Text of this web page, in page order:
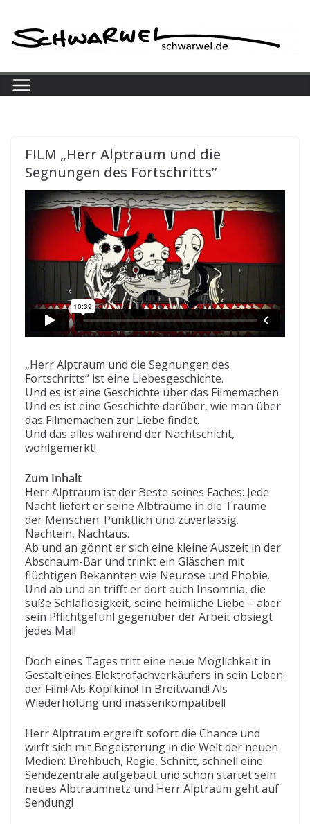
content
FILM „Herr Alptraum und die
Segnungen des Fortschritts”
„Herr Alptraum und die Segnungen des
Fortschritts“ ist eine Liebesgeschichte.
Und es ist eine Geschichte über das Filmemachen.
Und es ist eine Geschichte darüber, wie man über
das Filmemachen zur Liebe findet.
Und das alles während der Nachtschicht,
wohlgemerkt!
Zum Inhalt
Herr Alptraum ist der Beste seines Faches: Jede
Nacht liefert er seine Albträume in die Träume
der Menschen. Pünktlich und zuverlässig.
Nachtein, Nachtaus.
Ab und an gönnt er sich eine kleine Auszeit in der
Abschaum-Bar und trinkt ein Gläschen mit
flüchtigen Bekannten wie Neurose und Phobie.
Und ab und an trifft er dort auch Insomnia, die
süße Schlaflosigkeit, seine heimliche Liebe – aber
sein Pflichtgefühl gegenüber der Arbeit obsiegt
jedes Mal!
Doch eines Tages tritt eine neue Möglichkeit in
Gestalt eines Elektrofachverkäufers in sein Leben:
der Film! Als Kopfkino! In Breitwand! Als
Wiederholung und massenkompatibel!
Herr Alptraum ergreift sofort die Chance und
wirft sich mit Begeisterung in die Welt der neuen
Medien: Drehbuch, Regie, Schnitt, schnell eine
Sendezentrale aufgebaut und schon startet sein
neues Albtraumnetz und Herr Alptraum geht auf
Sendung!